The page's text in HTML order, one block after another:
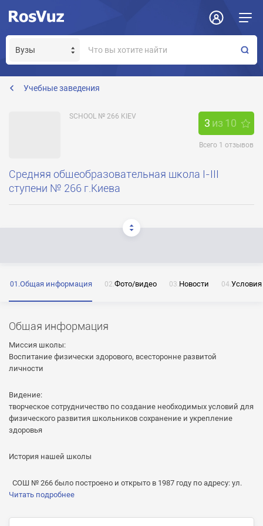
Учебные заведения
SCHOOL № 266 KIEV
3 из 10
Всего 1 отзывов
Средняя общеобразовательная школа I-III
ступени № 266 г.Киева
Общая информация Фото/видео Новости
Общая информация
Миссия школы:
Воспитание физически здорового, всесторонне развитой
личности
Видение:
творческое сотрудничество по создание необходимых условий для
физического развития школьников сохранение и укрепление
здоровья
История нашей школы
СОШ № 266 было построено и открыто в 1987 году по адресу: ул.
Читать подробнее
ОТПРАВИТЬ
на обработку моих персональных данных
Нажимая на кнопку «Отправить» я даю согласие
Нажимая на кнопку «Отправить» я даю согласие